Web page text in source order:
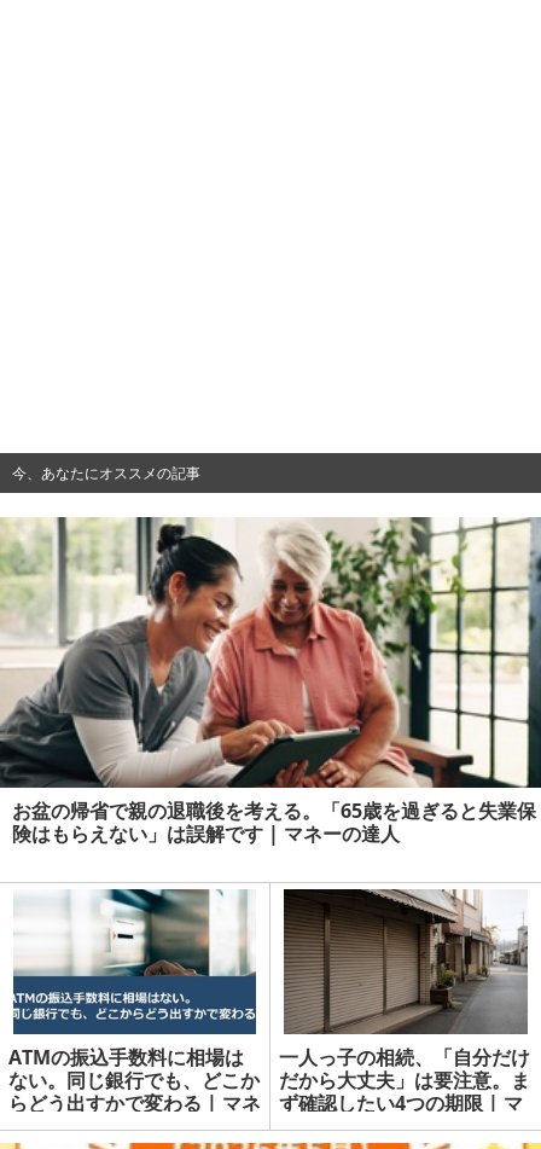
今、あなたにオススメの記事
お盆の帰省で親の退職後を考える。「65歳を過ぎると失業保
険はもらえない」は誤解です | マネーの達人
ATMの振込手数料に相場は
ない。同じ銀行でも、どこか
らどう出すかで変わる | マネ
ーの達人
一人っ子の相続、「自分だけ
だから大丈夫」は要注意。ま
ず確認したい4つの期限 | マ
ネーの達人